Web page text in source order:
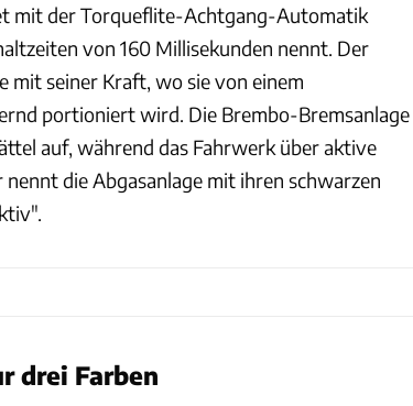
mit der Torqueflite-Achtgang-Automatik
von 160 Millisekunden nennt. Der
seiner Kraft, wo sie von einem
portioniert wird. Die Brembo-Bremsanlage
auf, während das Fahrwerk über aktive
die Abgasanlage mit ihren schwarzen
drei Farben